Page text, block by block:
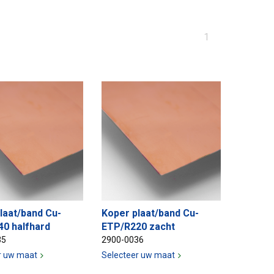
U
pagina
1
band Cu-
halfhard
uw maat
Koper plaat/band Cu-
ETP/R220 zacht
2900-0036
Selecteer uw maat